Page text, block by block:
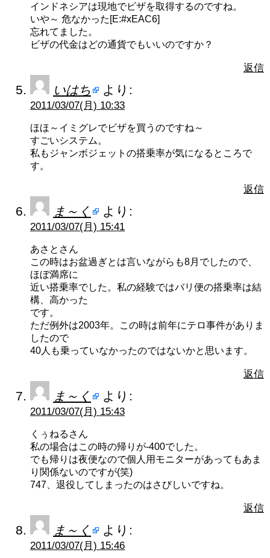
インドネシアは現地でビザを取得するのですね。
いや～ 危なかった[E:#xEAC6]
忘れてました。
ビザの代金はどの通貨でもいいのですか？
返信
いはち より:
2011/03/07(月) 10:33
ほほ～イミグレでビザを買うのですね～
すごいシステム。
私もジャンボジェットの搭乗率が気になるところで
す。
返信
ま～く より:
2011/03/07(月) 15:41
あさとさん
この時はお盆過ぎとは言いながらも8月でしたので、
ほぼ満席に
近い搭乗率でした。私の経験ではバリ便の搭乗率は結
構、高かった
です。
ただ例外は2003年。この時は前年にテロ事件がありま
したので
40人も乗っていなかったのではないかと思います。
返信
ま～く より:
2011/03/07(月) 15:43
くぅねるさん
私の場合はこの時の帰りが‐400でした。
でも帰りは夜便なので個人用モニターがあってもあま
り関係ないのですが(笑)
747、退役してしまったのはさびしいですね。
返信
ま～く より:
2011/03/07(月) 15:46